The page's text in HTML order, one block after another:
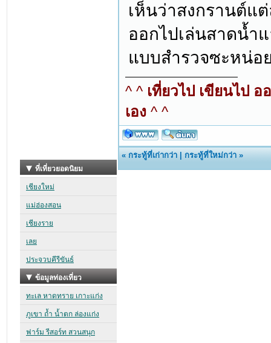
เห็นว่าสงกรานต์แ
ออกไปเล่นสาดน้ำ
แบบสำรวจซะหน่อ
^ ^ เที่ยวไป เขียนไป
เอง ^ ^
«กระทู้ที่เก่ากว่า |กระทู้ที่ใหม่กว่า »